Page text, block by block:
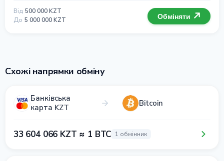
Від 500 000 KZT
До 5 000 000 KZT Обміняти
Схожі напрямки обміну
Банківська
карта KZT
Bitcoin
33 604 066 KZT ≈ 1 BTC 1 обмінник